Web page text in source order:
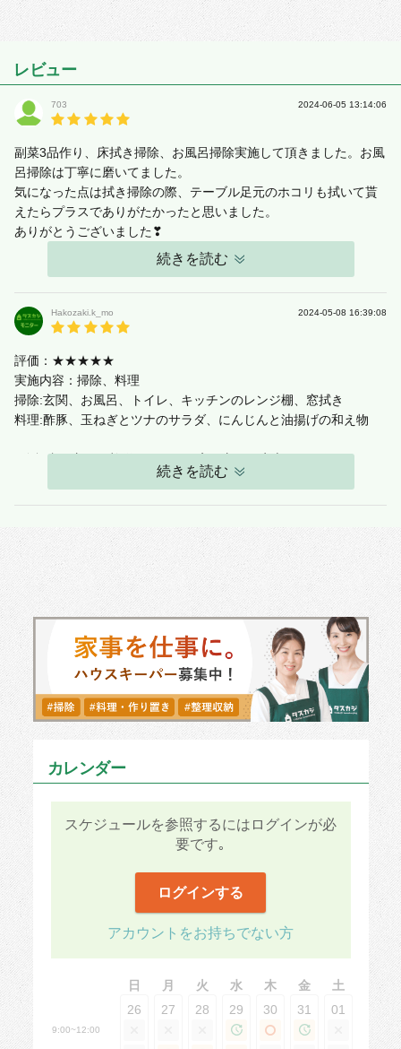
レビュー
703 2024-06-05 13:14:06
副菜3品作り、床拭き掃除、お風呂掃除実施して頂きました。お風
呂掃除は丁寧に磨いてました。
気になった点は拭き掃除の際、テーブル足元のホコリも拭いて貰
えたらプラスでありがたかったと思いました。
ありがとうございました❣
続きを読む
Hakozaki.k_mo 2024-05-08 16:39:08
評価：★★★★★
実施内容：掃除、料理
掃除:玄関、お風呂、トイレ、キッチンのレンジ棚、窓拭き
料理:酢豚、玉ねぎとツナのサラダ、にんじんと油揚げの和え物
■依頼者の方へ：礼儀正しくご丁寧な方で、安心してお任せするこ
とができました。多くの箇所のお掃除を依頼しても、てきぱきと
・このタスカジさんについて
お掃除もお料理も、時間をきちんと配分して終わらせていただけ
ました。子どもも在宅でしたが、話しかけてくださったり、明る
く接していただきました。
・おすすめの依頼方法
お子様もいらっしゃると仰っていたので、子ども向けのお料理も
お願いしやすいなと思いました。
■タスカジさんへ
こちらがお話しできないタイミングもあったにもかかわらず、汲
み取ってくださり、また、笑顔で明るく接していただき、ありが
とうございました。どの箇所も隅々までお掃除してもらえて大変
助かりました。お料理もてきぱき作っていただき、どれも美味し
かったです。
▼プロセスチェック（5点）
ご挨拶、作業、片付けどれも丁寧でした。
▼段取りの良さ（ 5点）
作業内容の確認をとり、スムーズに進めていただきました。
▼丁寧さ（5点）
お願いした内容に沿ってしっかり作業していただけました。
▼主体性（ 5点）
お料理はどう保存するかなど、聞いていただき助かりました。
続きを読む
カレンダー
スケジュールを参照するにはログインが必
要です｡
ログインする
アカウントをお持ちでない方
日 月 火 水 木 金 土
9:00~12:00
26 27 28 29 30 31 01